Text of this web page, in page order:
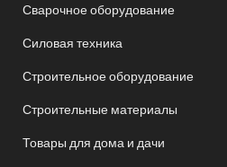
Сварочное оборудование
Силовая техника
Строительное оборудование
Строительные материалы
Товары для дома и дачи